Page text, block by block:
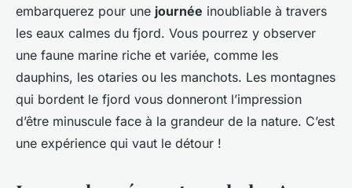
embarquerez pour une journée inoubliable à travers
les eaux calmes du fjord. Vous pourrez y observer
une faune marine riche et variée, comme les
dauphins, les otaries ou les manchots. Les montagnes
qui bordent le fjord vous donneront l’impression
d’être minuscule face à la grandeur de la nature. C’est
une expérience qui vaut le détour !